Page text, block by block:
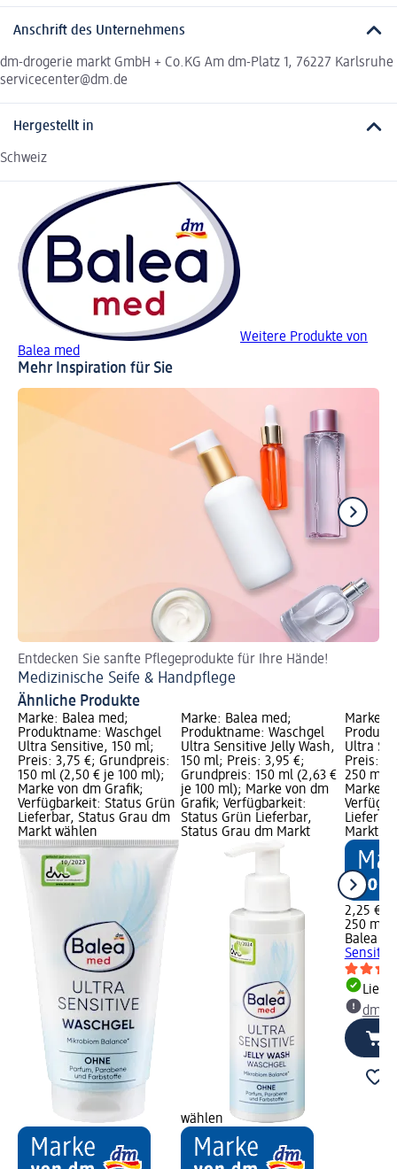
Anschrift des Unternehmens
dm-drogerie markt GmbH + Co.KG Am dm-Platz 1, 76227 Karlsruhe
servicecenter@dm.de
Hergestellt in
Schweiz
Weitere Produkte von
Balea med
Mehr Inspiration für Sie
Entdecken Sie sanfte Pflegeprodukte für Ihre Hände!
Medizinische Seife & Handpflege
Ähnliche Produkte
Marke: Balea med;
Produktname: Waschgel
Ultra Sensitive, 150 ml;
Preis: 3,75 €; Grundpreis:
150 ml (2,50 € je 100 ml);
Marke von dm Grafik;
Verfügbarkeit: Status Grün
Lieferbar, Status Grau dm
Markt wählen
Marke: Balea med;
Produktname: Waschgel
Ultra Sensitive Jelly Wash,
150 ml; Preis: 3,95 €;
Grundpreis: 150 ml (2,63 €
je 100 ml); Marke von dm
Grafik; Verfügbarkeit:
Status Grün Lieferbar,
Status Grau dm Markt
wählen
Marke:
Ultra
Preis:
250 ml
Marke
Markt
2,25 €
250 ml
Balea
dm